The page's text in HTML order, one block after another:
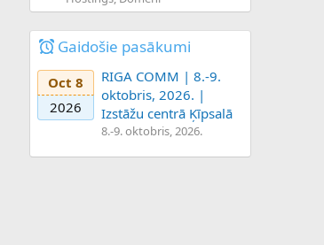
Gaidošie pasākumi
Oct 8
2026
RIGA COMM | 8.-9.
oktobris, 2026. |
Izstāžu centrā Ķīpsalā
8.-9. oktobris, 2026.